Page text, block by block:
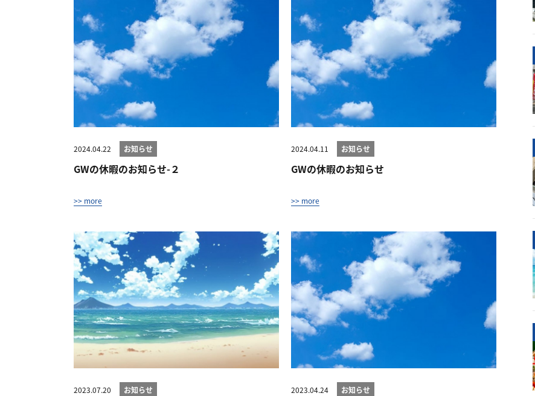
2024.04.22 お知らせ
GWの休暇のお知らせ-２
>> more
2024.04.11 お知らせ
GWの休暇のお知らせ
>> more
2023.07.20 お知らせ 2023.04.24 お知らせ